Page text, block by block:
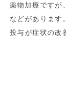
薬物加療ですが
などがあります
投与が症状の改